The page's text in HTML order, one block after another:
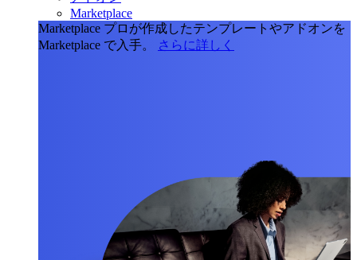
Marketplace
Marketplace プロが作成したテンプレートやアドオンを
Marketplace で入手。
さらに詳しく